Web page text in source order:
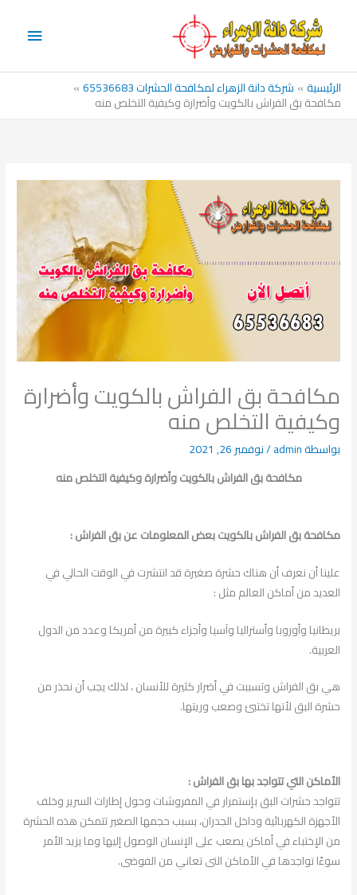
المحتوى
الرئيسية شركة دانة الزهراء لمكافحة الحشرات 65536683
مكافحة بق الفراش بالكويت وأضرارة وكيفية التخلص منه
مكافحة بق الفراش بالكويت وأضرارة
وكيفية التخلص منه
بواسطةadmin
/نوفمبر 26, 2021
مكافحة بق الفراش بالكويت وأضرارة وكيفية التخلص منه
مكافحة بق الفراش بالكويت بعض المعلومات عن بق الفراش :
علينا أن نعرف أن هناك حشرة صغيرة قد انتشرت في الوقت الحالي في
العديد من أماكن العالم مثل :
بريطانيا وأوروبا وأستراليا وآسيا وأجزاء كبيرة من أمريكا وعدد من الدول
العربية.
هي بق الفراش وتسببت في أضرار كثيرة للأنسان ، لذلك يجب أن نحذر من
حشرة البق لأنها تختبئ وصعب وريتها.
الأماكن التي تتواجد بهابق الفراش :
تتواجد حشرات البق بإستمرار في المفروشات وحول إطارات السرير وخلف
الأجهزة الكهربائية وداخل الجدران، بسبب حجمها الصغير تتمكن هذه الحشرة
من الإختباء في أماكن يصعب على الإنسان الوصول إليها وما يزيد الأمر
سوءًا تواجدها في الأماكن التى تعاني من الفوضى.